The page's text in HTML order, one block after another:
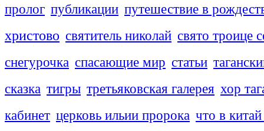
пролог публикации путешествие в
христово святитель николай свято троице
снегурочка спасающие мир статьи
сказка тигры третьяковская галерея хор
кабинет церковь ильии пророка что в